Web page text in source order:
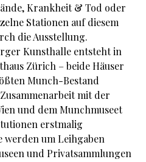
Krankheit & Tod oder
Stationen auf diesem
die Ausstellung.
Kunsthalle entsteht in
Zürich – beide Häuser
Munch-Bestand
mit der
und dem Munchmuseet
erstmalig
werden um Leihgaben
und Privatsammlungen